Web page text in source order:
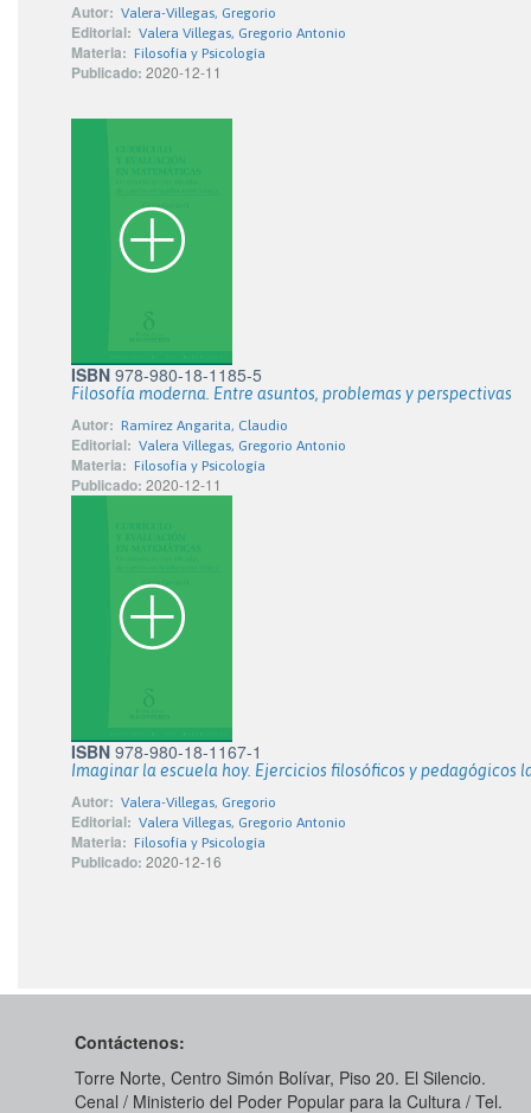
Autor: Valera-Villegas, Gregorio
Editorial: Valera Villegas, Gregorio Antonio
Materia: Filosofía y Psicología
Publicado: 2020-12-11
ISBN 978-980-18-1185-5
Filosofía moderna. Entre asuntos, problemas y perspectivas
Autor: Ramírez Angarita, Claudio
Editorial: Valera Villegas, Gregorio Antonio
Materia: Filosofía y Psicología
Publicado: 2020-12-11
ISBN 978-980-18-1167-1
Imaginar la escuela hoy. Ejercicios filosóficos y pedagógicos
Autor: Valera-Villegas, Gregorio
Editorial: Valera Villegas, Gregorio Antonio
Materia: Filosofía y Psicología
Publicado: 2020-12-16
Contáctenos:
Torre Norte, Centro Simón Bolívar, Piso 20. El Silencio.
Cenal / Ministerio del Poder Popular para la Cultura / Tel.